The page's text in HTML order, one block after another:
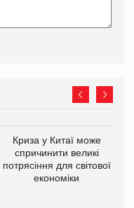
Криза у Китаї може
спричинити великі
потрясіння для світової
економіки